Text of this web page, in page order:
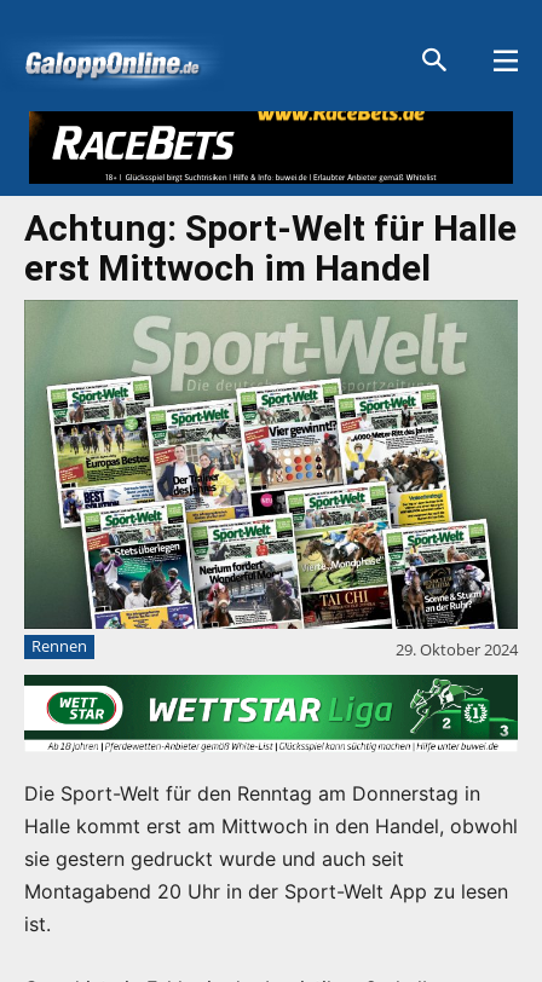
Achtung: Sport-Welt für Halle
erst Mittwoch im Handel
Rennen 29. Oktober 2024
Die Sport-Welt für den Renntag am Donnerstag in
Halle kommt erst am Mittwoch in den Handel, obwohl
sie gestern gedruckt wurde und auch seit
Montagabend 20 Uhr in der Sport-Welt App zu lesen
ist.